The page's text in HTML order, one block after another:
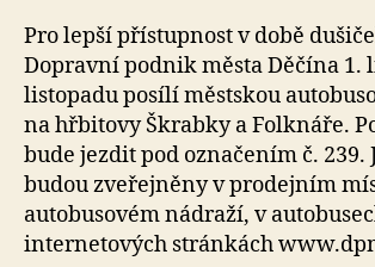
Pro lepší přístupnost v době
Dopravní podnik města Děčína 1.
listopadu posílí městskou
na hřbitovy Škrabky a Folknáře.
bude jezdit pod označením č. 239.
budou zveřejněny v prodejním
autobusovém nádraží, v
internetových stránkách